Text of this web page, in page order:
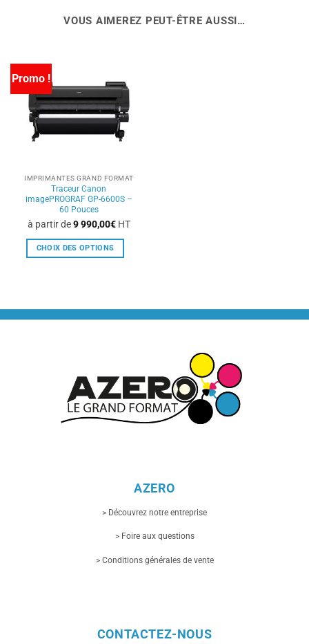
VOUS AIMEREZ PEUT-ÊTRE AUSSI…
Promo !
IMPRIMANTES GRAND FORMAT
Traceur Canon
imagePROGRAF GP-6600S –
60 Pouces
à partir de9 990,00€HT
CHOIX DES OPTIONS
plusieurs
variations.
être
choisies
sur
AZERO
> Découvrez notre entreprise
> Foire aux questions
> Conditions générales de vente
CONTACTEZ-NOUS